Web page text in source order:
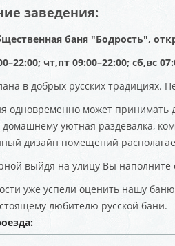
заведения:
баня "Бодрость",
чт,пт 09:00–22:00; сб,вс
в добрых русских традициях.
одновременно может принимать
домашнему уютная раздевалка,
дизайн помещений
выйдя на улицу Вы наполните
уже успели оценить нашу
любителю русской бани.